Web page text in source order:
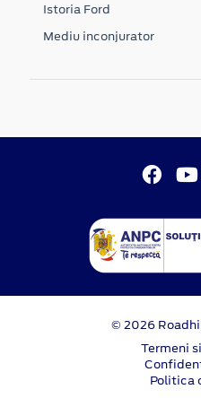
Istoria Ford
Mediu inconjurator
© 2026
Termeni
Politica